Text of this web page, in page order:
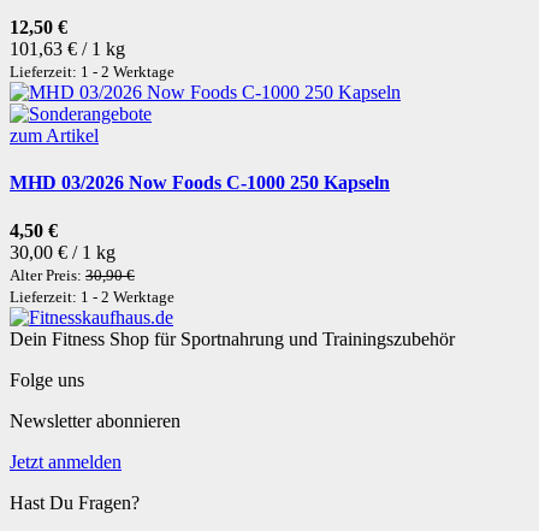
12,50 €
101,63 € / 1 kg
Lieferzeit: 1 - 2 Werktage
zum Artikel
MHD 03/2026 Now Foods C-1000 250 Kapseln
4,50 €
30,00 € / 1 kg
Alter Preis: 30,90 €
Lieferzeit: 1 - 2 Werktage
Dein Fitness Shop für Sportnahrung und Trainingszubehör
Folge uns
Newsletter abonnieren
Jetzt anmelden
Hast Du Fragen?